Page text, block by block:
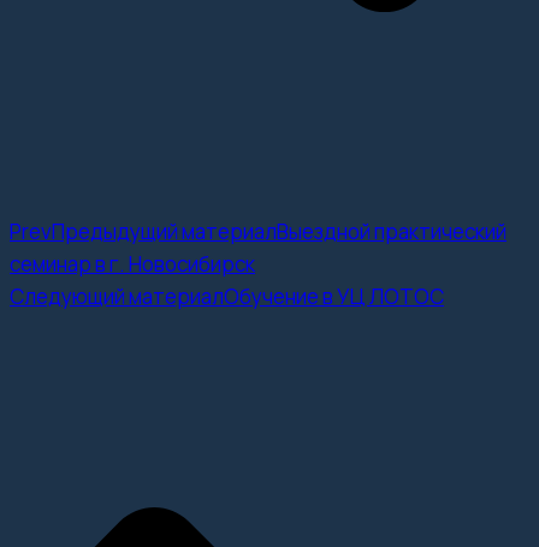
PrevПредыдущий материалВыездной практический
семинар в г. Новосибирск
Следующий материалОбучение в УЦ ЛОТОС